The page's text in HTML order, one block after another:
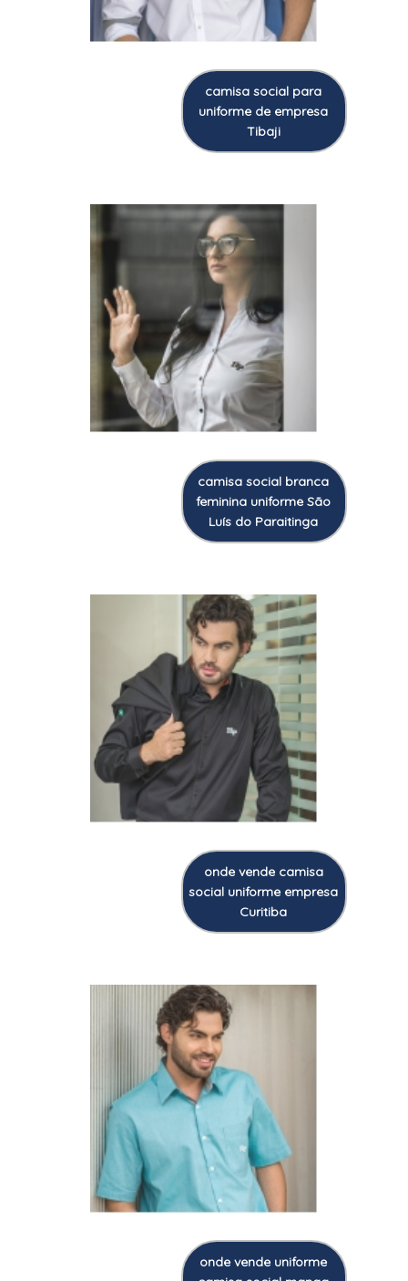
camisa social para
uniforme de empresa
Tibaji
camisa social branca
feminina uniforme São
Luís do Paraitinga
onde vende camisa
social uniforme empresa
Curitiba
onde vende uniforme